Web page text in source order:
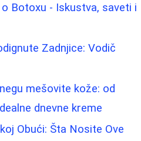
Botoxu - Iskustva, saveti i
Zadnjice: Vodič
mešovite kože: od
dnevne kreme
Obući: Šta Nosite Ove